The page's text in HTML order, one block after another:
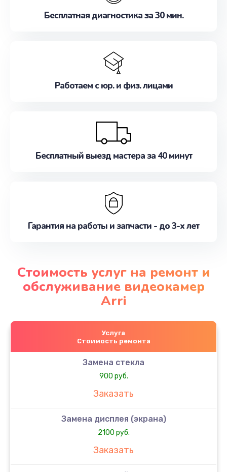
Бесплатная диагностика за 30 мин.
Работаем с юр. и физ. лицами
Бесплатный выезд мастера за 40 минут
Гарантия на работы и запчасти - до 3-х лет
Стоимость услуг на ремонт и
обслуживание видеокамер
Arri
Услуга
Стоимость ремонта
Замена стекла
900 руб.
Заказать
Замена дисплея (экрана)
2100 руб.
Заказать